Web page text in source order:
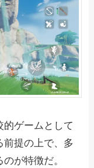
的ゲームとして
提の上で、多
が特徴だ。